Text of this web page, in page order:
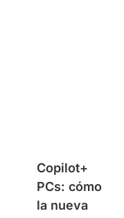
Copilot+
PCs: cómo
la nueva